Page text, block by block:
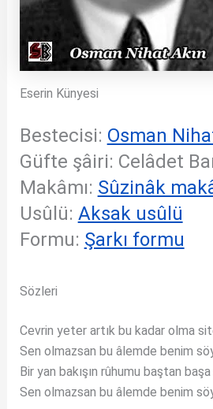
Eserin Künyesi
Bestecisi: Osman
Güfte şâiri: Celâdet
Makâmı: Sûzinâk
Usûlü: Aksak usûlü
Formu: Şarkı formu
Sözleri
Cevrin yeter artık bu kadar olma
Sen olmazsan bu âlemde benim
Bir yan bakışın rûhumu baştan
Sen olmazsan bu âlemde benim